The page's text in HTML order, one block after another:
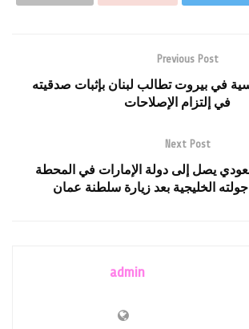
Previous Post
في بيروت تطالب لبنان بإثبات صدقيته
في إلتزام الإصلاحات
Next Post
يصل إلى دولة الإمارات في المحطة
الخليجية بعد زيارة سلطنة عمان
admin